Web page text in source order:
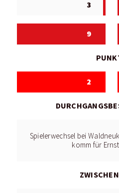
3
9
2
Spielerwechsel bei
komm für